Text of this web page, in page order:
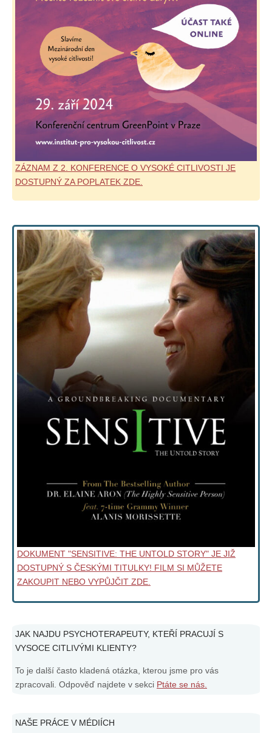
ZÁZNAM Z 2. KONFERENCE O VYSOKÉ CITLIVOSTI JE
DOSTUPNÝ ZA POPLATEK ZDE.
DOKUMENT "SENSITIVE: THE UNTOLD STORY" JE JIŽ
DOSTUPNÝ S ČESKÝMI TITULKY! FILM SI MŮŽETE
ZAKOUPIT NEBO VYPŮJČIT ZDE.
JAK NAJDU PSYCHOTERAPEUTY, KTEŘÍ PRACUJÍ S
VYSOCE CITLIVÝMI KLIENTY?
To je další často kladená otázka, kterou jsme pro vás
zpracovali. Odpověď najdete v sekci Ptáte se nás.
NAŠE PRÁCE V MÉDIÍCH